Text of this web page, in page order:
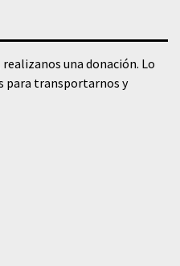
una donación. Lo
para transportarnos y